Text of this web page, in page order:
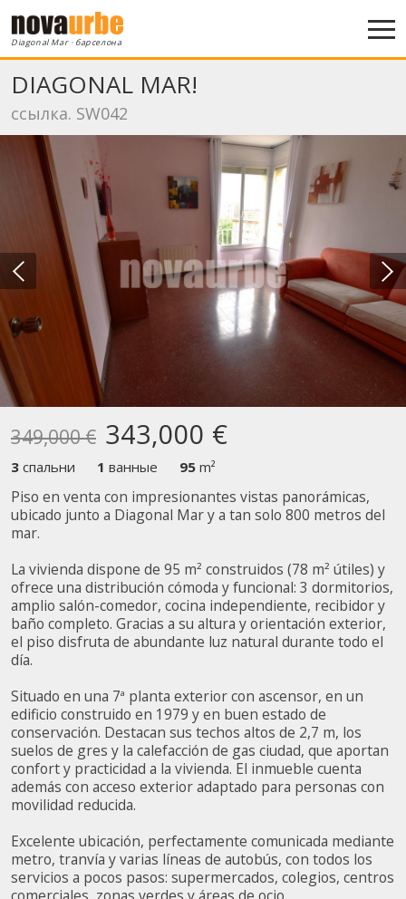
Diagonal Mar · барселона
DIAGONAL MAR!
ссылка. SW042
349,000 € 343,000 €
3 спальни 1 ванные 95 m²
Piso en venta con impresionantes vistas panorámicas,
ubicado junto a Diagonal Mar y a tan solo 800 metros del
mar.
La vivienda dispone de 95 m² construidos (78 m² útiles) y
ofrece una distribución cómoda y funcional: 3 dormitorios,
amplio salón-comedor, cocina independiente, recibidor y
baño completo. Gracias a su altura y orientación exterior,
el piso disfruta de abundante luz natural durante todo el
día.
Situado en una 7ª planta exterior con ascensor, en un
edificio construido en 1979 y en buen estado de
conservación. Destacan sus techos altos de 2,7 m, los
suelos de gres y la calefacción de gas ciudad, que aportan
confort y practicidad a la vivienda. El inmueble cuenta
además con acceso exterior adaptado para personas con
movilidad reducida.
Excelente ubicación, perfectamente comunicada mediante
metro, tranvía y varias líneas de autobús, con todos los
servicios a pocos pasos: supermercados, colegios, centros
Изменить куки
Технический и функциональный
Всегда активный
Этот веб-сайт использует собственные файлы cookie
для сбора информации с целью улучшения наших
с их установкой. Пользователь имеет возможность
настроить свой браузер, имея возможность, если он
того пожелает, предотвратить их установку на свой
жесткий диск, хотя он должен помнить, что такое
действие может вызвать трудности при навигации по
веб-сайту.
Они позволяют отслеживать и анализировать
поведение пользователей этого веб-сайта.
Информация, собранная с помощью этого типа файлов
cookie, используется для измерения активности в
Интернете для разработки профилей навигации
пользователей с целью внесения улучшений на основе
анализа данных об использовании, сделанных
улучшить качество наших услуг и предложить лучший
опыт с помощью рекомендуемых продуктов.